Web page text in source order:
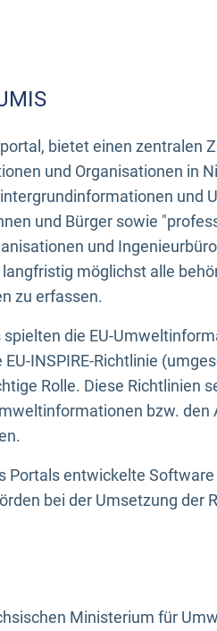
bietet einen zentralen
und Organisationen in
und
und Bürger sowie
und
möglichst alle
zu erfassen.
spielten die EU-
EU-INSPIRE-Richtlinie
Rolle. Diese Richtlinien
bzw. den
Portals entwickelte Software
bei der Umsetzung der
Ministerium für